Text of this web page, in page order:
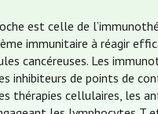
est celle de
immunitaire à réagir
cancéreuses. Les
inhibiteurs de points de
thérapies cellulaires, les